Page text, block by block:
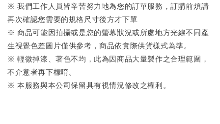
※ 我們工作人員皆辛苦努力地為您的訂單服務，訂購前煩請
再次確認您需要的規格尺寸後方才下單
※ 商品可能因拍攝或是您的螢幕狀況或所處地方光線不同產
生視覺色差圖片僅供參考，商品依實際供貨樣式為準。
※ 輕微掉漆、著色不均，此為因商品大量製作之合理範圍，
不介意者再下標唷。
※ 本服務與本公司保留具有視情況修改之權利。